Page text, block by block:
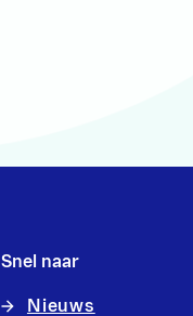
Snel naar
Nieuws